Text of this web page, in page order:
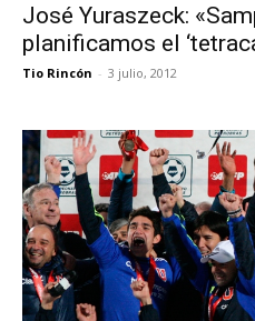
José Yuraszeck:
planificamos el
Tio Rincón - 3 julio, 2012